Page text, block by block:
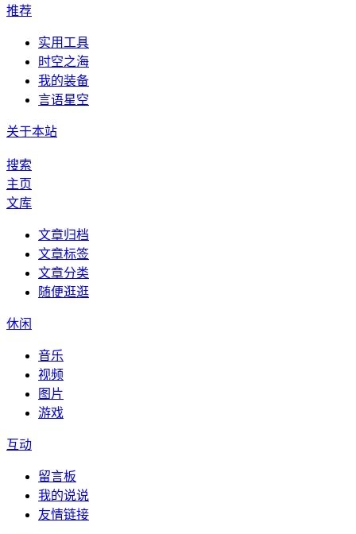
推荐
实用工具
时空之海
我的装备
言语星空
关于本站
搜索
主页
文库
文章归档
文章标签
文章分类
随便逛逛
休闲
音乐
视频
图片
游戏
互动
留言板
我的说说
友情链接